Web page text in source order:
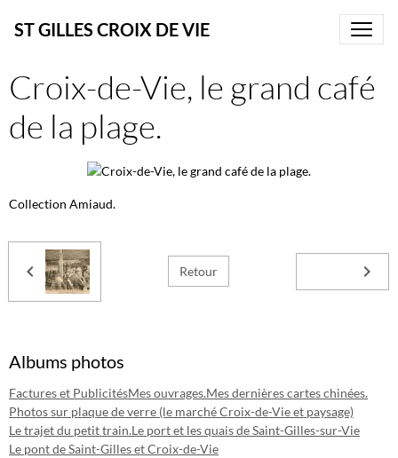
ST GILLES CROIX DE VIE
Croix-de-Vie, le grand café
de la plage.
Collection Amiaud.
Retour
Albums photos
Factures et PublicitésMes ouvrages.Mes dernières cartes chinées.
Photos sur plaque de verre (le marché Croix-de-Vie et paysage)
Le trajet du petit train.Le port et les quais de Saint-Gilles-sur-Vie
Le pont de Saint-Gilles et Croix-de-Vie